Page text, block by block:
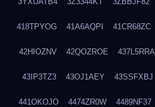
418TPYOG 41A6AQPI 41CR68ZC
42HIOZNV 42QOZROE 437L5RRA
43IP3TZ3 43OJ1AEY 43SSFXBJ
441OKOJO 4474ZR0W 4489NF37